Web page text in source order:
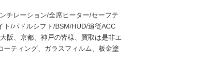
チレーション/全席ヒーター/セーフテ
ト/パドルシフト/BSM/HUD/追従ACC
阪、京都、神戸の皆様、買取は是非エ
ティング、ガラスフィルム、板金塗